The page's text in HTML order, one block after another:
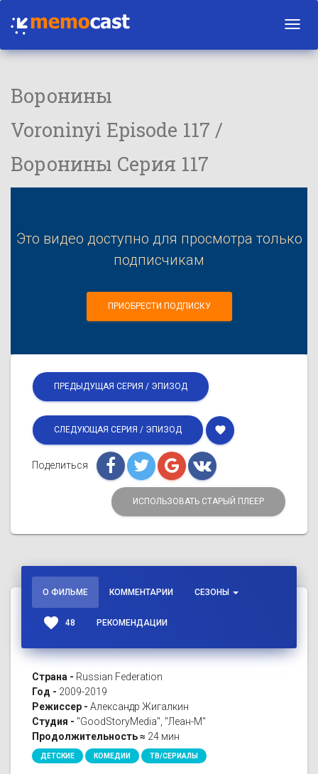
Воронины
Voroninyi Episode 117 /
Воронины Серия 117
Это видео доступно для просмотра только
подписчикам
ПРИОБРЕСТИ ПОДПИСКУ
ПРЕДЫДУЩАЯ СЕРИЯ / ЭПИЗОД
СЛЕДУЮЩАЯ СЕРИЯ / ЭПИЗОД favorite
Поделиться
ИСПОЛЬЗОВАТЬ СТАРЫЙ ПЛЕЕР
О ФИЛЬМЕ КОММЕНТАРИИ СЕЗОНЫ
favorite 48 РЕКОМЕНДАЦИИ
Страна - Russian Federation
Год - 2009-2019
Режиссер - Александр Жигалкин
Студия - "GoodStoryMedia", "Леан-М"
Продолжительность ≈ 24 мин
ДЕТСКИЕ КОМЕДИИ ТВ/СЕРИАЛЫ